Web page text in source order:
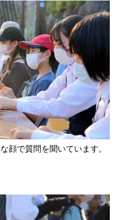
顔で質問を聞いています。